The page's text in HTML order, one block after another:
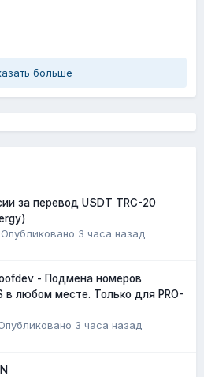
больше
за перевод USDT TRC-20
Опубликовано 3 часа назад
- Подмена номеров
в любом месте. Только для PRO-
3 часа назад